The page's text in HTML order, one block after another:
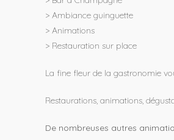
> Ambiance guinguette
> Animations
> Restauration sur place
La fine fleur de la gastronomie
Restaurations, animations,
De nombreuses autres